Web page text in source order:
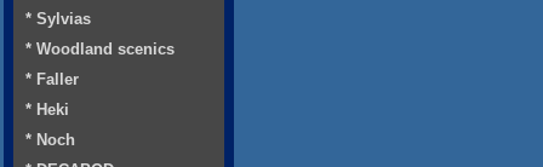
* Sylvias
* Woodland scenics
* Faller
* Heki
* Noch